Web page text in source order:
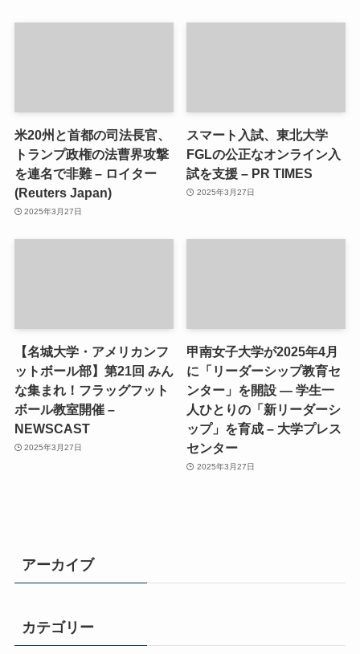
米20州と首都の司法長官、
トランプ政権の法曹界攻撃
を連名で非難 – ロイター
(Reuters Japan)
2025年3月27日
スマート入試、東北大学
FGLの公正なオンライン入
試を支援 – PR TIMES
2025年3月27日
【名城大学・アメリカンフ
ットボール部】第21回 みん
な集まれ！フラッグフット
ボール教室開催 –
NEWSCAST
2025年3月27日
甲南女子大学が2025年4月
に「リーダーシップ教育セ
ンター」を開設 ― 学生一
人ひとりの「新リーダーシ
ップ」を育成 – 大学プレス
センター
2025年3月27日
アーカイブ
カテゴリー